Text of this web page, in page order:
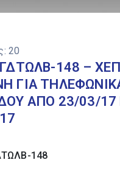
20
148 –
ΓΙΑ
ΑΠΟ 23/03/17
148